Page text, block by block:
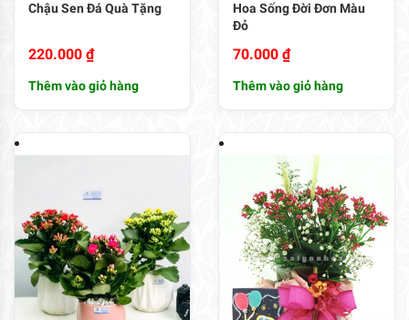
Chậu Sen Đá Quà Tặng
220.000 ₫
Thêm vào giỏ hàng
Hoa Sống Đời Đơn Màu
Đỏ
70.000 ₫
Thêm vào giỏ hàng